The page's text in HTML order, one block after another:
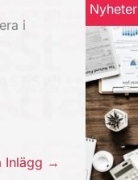
i
Inlägg →
Nyheter